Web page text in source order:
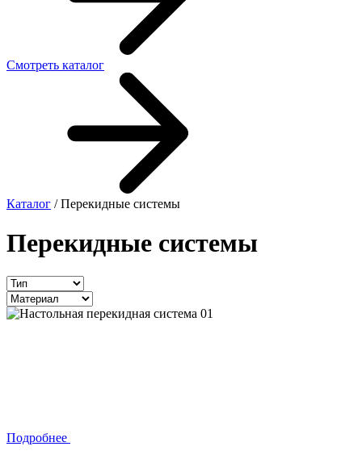
Смотреть каталог
Каталог / Перекидные системы
Перекидные системы
Подробнее